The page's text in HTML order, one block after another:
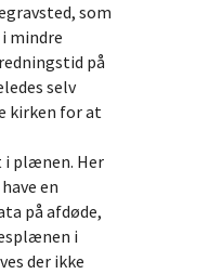
som
mindre
på
selv
kirken for at
i plænen. Her
en
på afdøde,
i
der ikke